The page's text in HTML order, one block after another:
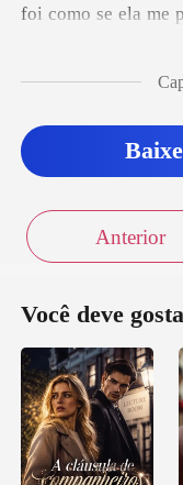
Anterior
Você deve